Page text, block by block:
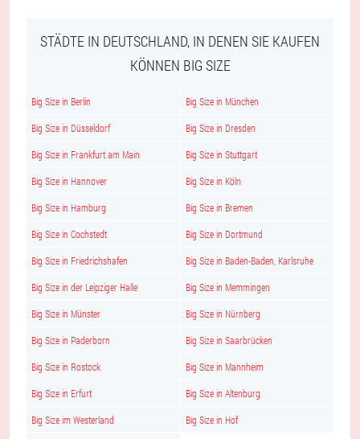
STÄDTE IN DEUTSCHLAND, IN DENEN SIE KAUFEN
KÖNNEN BIG SIZE
Big Size in Berlin Big Size in München
Big Size in Düsseldorf Big Size in Dresden
Big Size in Frankfurt am Main Big Size in Stuttgart
Big Size in Hannover Big Size in Köln
Big Size in Hamburg Big Size in Bremen
Big Size in Cochstedt Big Size in Dortmund
Big Size in Friedrichshafen Big Size in Baden-Baden, Karlsruhe
Big Size in der Leipziger Halle Big Size in Memmingen
Big Size in Münster Big Size in Nürnberg
Big Size in Paderborn Big Size in Saarbrücken
Big Size in Rostock Big Size in Mannheim
Big Size in Erfurt Big Size in Altenburg
Big Size im Westerland Big Size in Hof